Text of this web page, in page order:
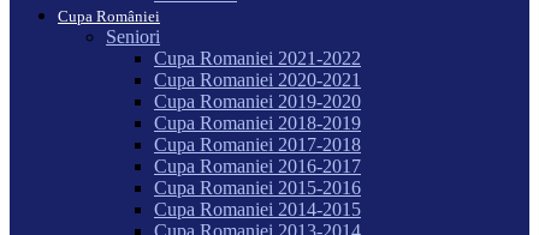
Cupa României
Seniori
Cupa Romaniei 2021-2022
Cupa Romaniei 2020-2021
Cupa Romaniei 2019-2020
Cupa Romaniei 2018-2019
Cupa Romaniei 2017-2018
Cupa Romaniei 2016-2017
Cupa Romaniei 2015-2016
Cupa Romaniei 2014-2015
Cupa Romaniei 2013-2014